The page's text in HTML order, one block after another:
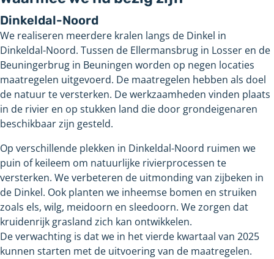
Dinkeldal-Noord
We realiseren meerdere kralen langs de Dinkel in
Dinkeldal-Noord. Tussen de Ellermansbrug in Losser en de
Beuningerbrug in Beuningen worden op negen locaties
maatregelen uitgevoerd. De maatregelen hebben als doel
de natuur te versterken. De werkzaamheden vinden plaats
in de rivier en op stukken land die door grondeigenaren
beschikbaar zijn gesteld.
Op verschillende plekken in Dinkeldal-Noord ruimen we
puin of keileem om natuurlijke rivierprocessen te
versterken. We verbeteren de uitmonding van zijbeken in
de Dinkel. Ook planten we inheemse bomen en struiken
zoals els, wilg, meidoorn en sleedoorn. We zorgen dat
kruidenrijk grasland zich kan ontwikkelen.
De verwachting is dat we in het vierde kwartaal van 2025
kunnen starten met de uitvoering van de maatregelen.